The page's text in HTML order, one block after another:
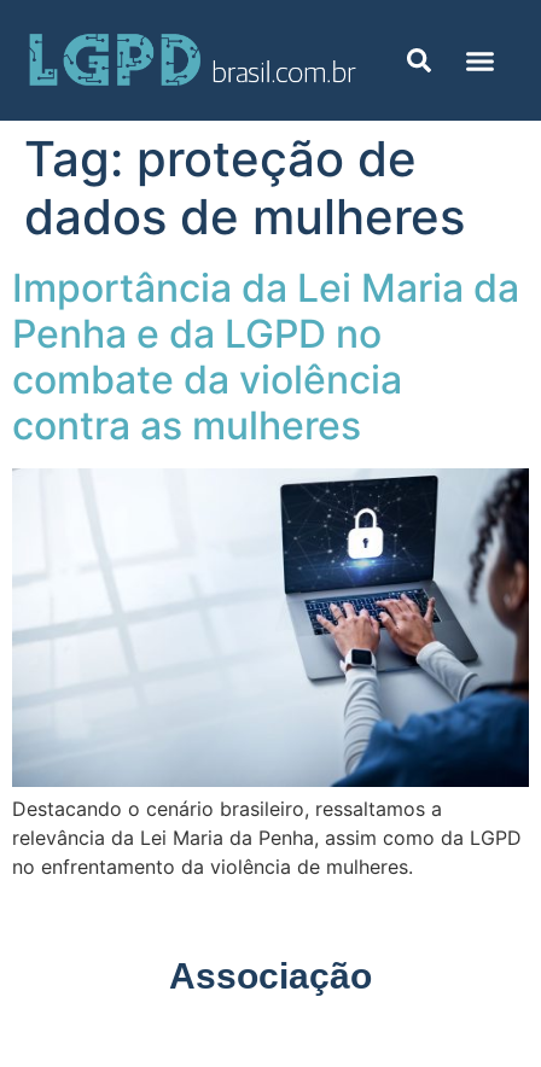
Tag: proteção de
dados de mulheres
Importância da Lei Maria da
Penha e da LGPD no
combate da violência
contra as mulheres
Destacando o cenário brasileiro, ressaltamos a
relevância da Lei Maria da Penha, assim como da LGPD
no enfrentamento da violência de mulheres.
Associação